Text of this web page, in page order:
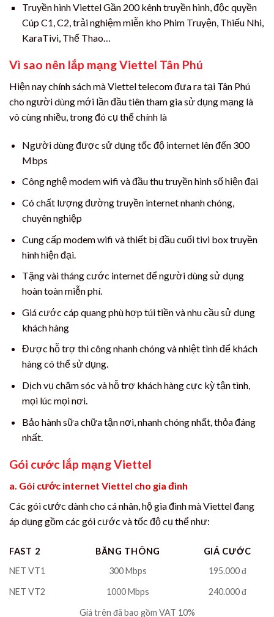
Truyền hình Viettel Gần 200 kênh truyền hình, độc quyền
Cúp C1, C2, trải nghiệm miễn kho Phim Truyện, Thiếu Nhi,
KaraTivi, Thể Thao…
Vì sao nên lắp mạng Viettel Tân Phú
Hiện nay chính sách mà Viettel telecom đưa ra tại Tân Phú
cho người dùng mới lần đầu tiên tham gia sử dụng mạng là
vô cùng nhiều, trong đó cụ thể chính là
Người dùng được sử dụng tốc độ internet lên đến 300
Mbps
Công nghệ modem wifi và đầu thu truyền hình số hiện đại
Có chất lượng đường truyền internet nhanh chóng,
chuyên nghiệp
Cung cấp modem wifi và thiết bị đầu cuối tivi box truyền
hình hiện đại.
Tặng vài tháng cước internet để người dùng sử dụng
hoàn toàn miễn phí.
Giá cước cáp quang phù hợp túi tiền và nhu cầu sử dụng
khách hàng
Được hỗ trợ thi công nhanh chóng và nhiệt tình để khách
hàng có thể sử dụng.
Dịch vụ chăm sóc và hỗ trợ khách hàng cực kỳ tận tình,
mọi lúc mọi nơi.
Bảo hành sữa chữa tận nơi, nhanh chóng nhất, thỏa đáng
nhất.
Gói cước lắp mạng Viettel
a. Gói cước internet Viettel cho gia đình
Các gói cước dành cho cá nhân, hộ gia đình mà Viettel đang
áp dụng gồm các gói cước và tốc độ cụ thể như:
FAST 2 BĂNG THÔNG
GIÁ CƯỚC
NET VT1
300 Mbps
195.000 đ
NET VT2
1000 Mbps
240.000 đ
Giá trên đã bao gồm VAT 10%